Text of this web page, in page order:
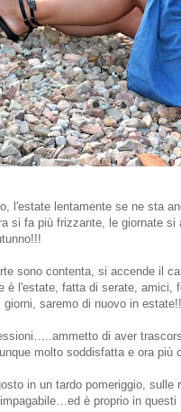
l'estate lentamente se ne sta
si fa più frizzante, le giornate
sono contenta, si accende il
è l'estate, fatta di serate,
saremo di nuovo in
di aver
molto soddisfatta e ora
in un tardo pomeriggio,
è proprio in